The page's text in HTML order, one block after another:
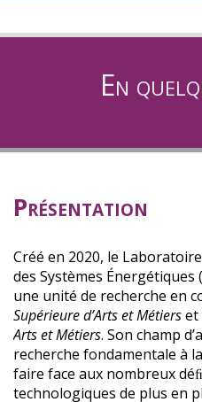
En
Présentation
Créé en 2020, le
des Systèmes Énergétiques
une unité de recherche en
Supérieure d’Arts et Métierset
Arts et Métiers. Son champ
recherche fondamentale à
faire face aux nombreux
technologiques de plus en